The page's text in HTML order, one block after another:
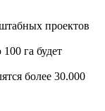
проектов
га будет
более 30.000